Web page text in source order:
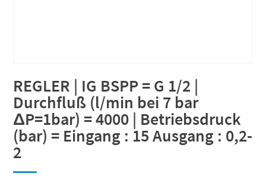
REGLER | IG BSPP = G 1/2 |
Durchfluß (l/min bei 7 bar
ΔP=1bar) = 4000 | Betriebsdruck
(bar) = Eingang : 15 Ausgang : 0,2-
2